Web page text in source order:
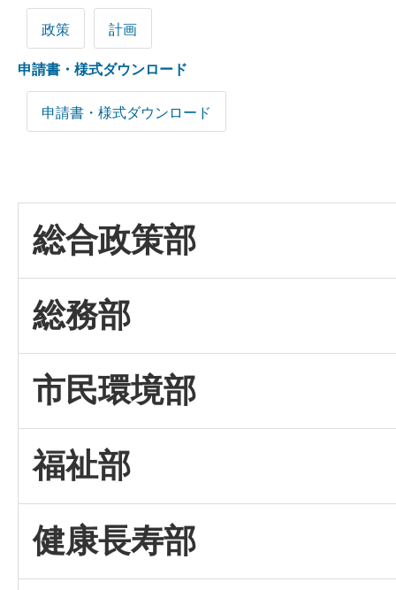
政策 計画
申請書・様式ダウンロード
申請書・様式ダウンロード
総合政策部
総務部
市民環境部
福祉部
健康長寿部